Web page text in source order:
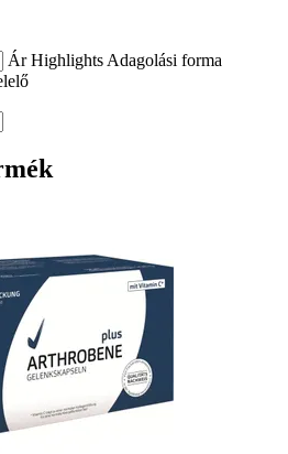
Ár Highlights Adagolási forma